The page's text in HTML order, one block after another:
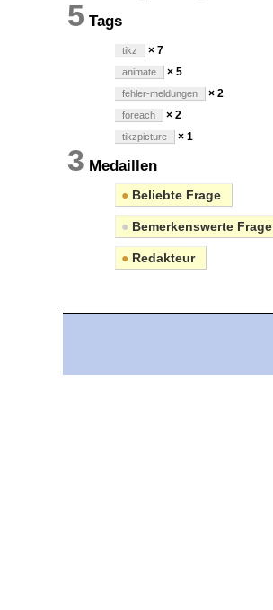
5 Tags
tikz × 7
animate × 5
fehler-meldungen × 2
foreach × 2
tikzpicture × 1
3 Medaillen
● Beliebte Frage
● Bemerkenswerte Frage
● Redakteur